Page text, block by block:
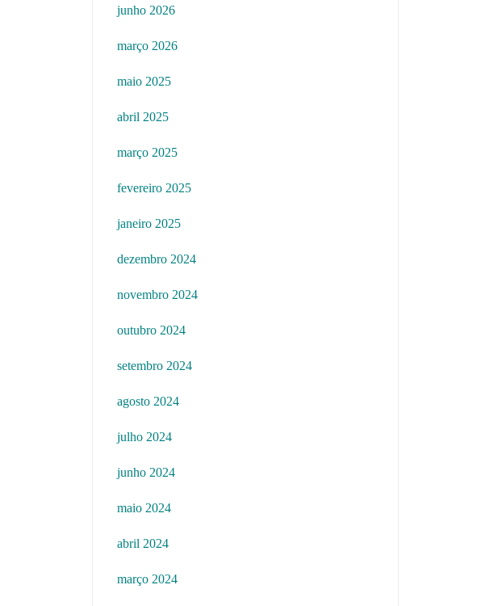
junho 2026
março 2026
maio 2025
abril 2025
março 2025
fevereiro 2025
janeiro 2025
dezembro 2024
novembro 2024
outubro 2024
setembro 2024
agosto 2024
julho 2024
junho 2024
maio 2024
abril 2024
março 2024